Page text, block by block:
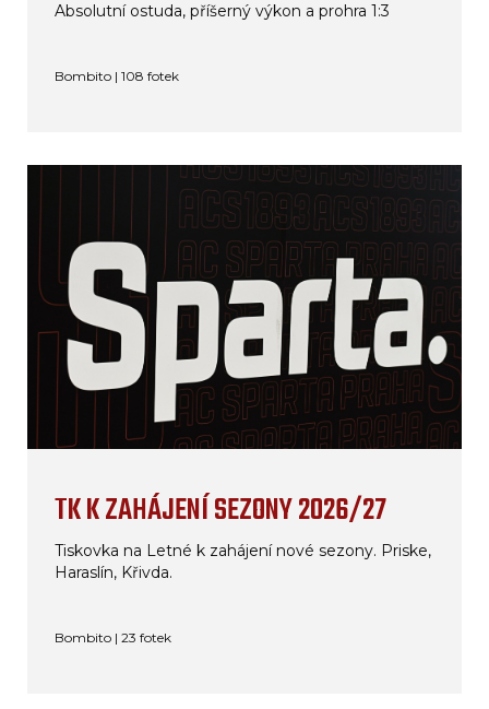
Absolutní ostuda, příšerný výkon a prohra 1:3
Bombito | 108 fotek
TK K ZAHÁJENÍ SEZONY 2026/27
Tiskovka na Letné k zahájení nové sezony. Priske,
Haraslín, Křivda.
Bombito | 23 fotek